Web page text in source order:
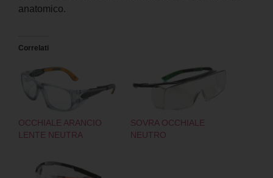
anatomico.
Correlati
OCCHIALE ARANCIO
LENTE NEUTRA
SOVRA OCCHIALE
NEUTRO